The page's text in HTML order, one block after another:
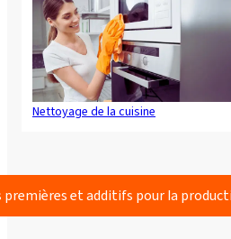
Nettoyage de la cuisine
premières et additifs pour la